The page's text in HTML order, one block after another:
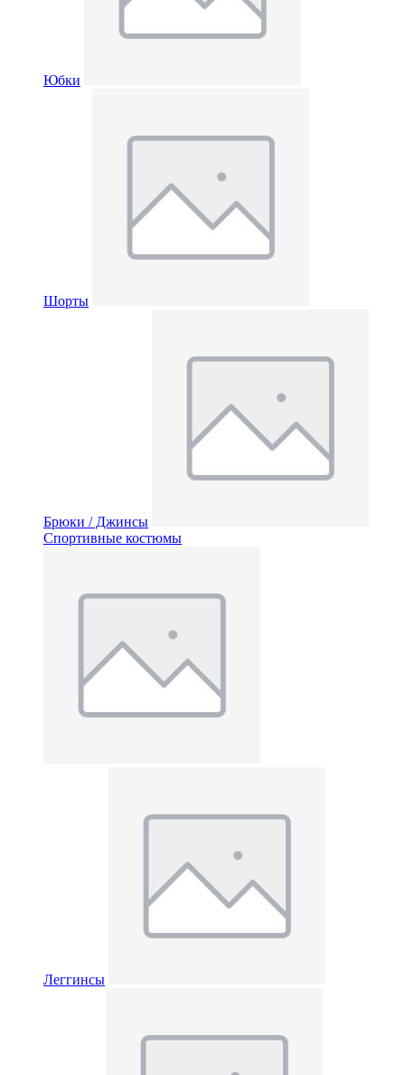
Юбки
Шорты
Брюки / Джинсы
Спортивные костюмы
Леггинсы